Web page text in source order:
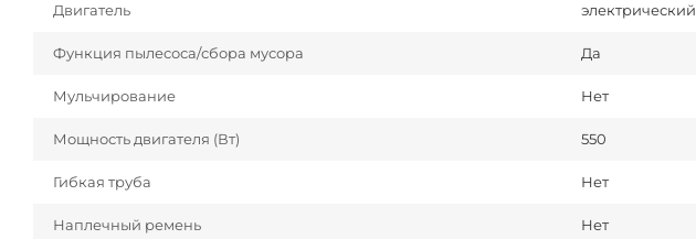
Двигатель электрический
Функция пылесоса/сбора мусора Да
Мульчирование Нет
Мощность двигателя (Вт) 550
Гибкая труба Нет
Наплечный ремень Нет